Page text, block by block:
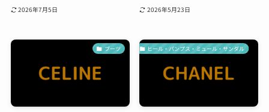
2026年7月5日 2026年5月23日
ブーツ ヒール・パンプス・ミュール・サンダル